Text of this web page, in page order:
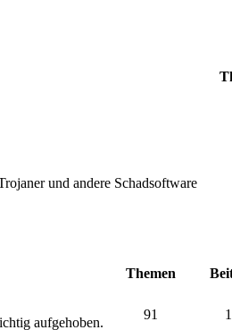
und andere Schadsoftware
Themen
aufgehoben.
91